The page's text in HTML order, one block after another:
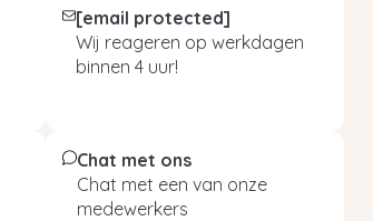
[email protected]
Wij reageren op werkdagen
binnen 4 uur!
Chat met ons
Chat met een van onze
medewerkers